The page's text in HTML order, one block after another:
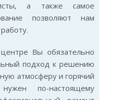
а также самое
позволяют нам
Вы обязательно
подход к решению
атмосферу и горячий
по-настоящему